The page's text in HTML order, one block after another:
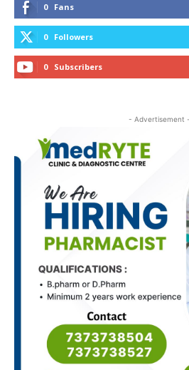
0 Fans
0 Followers
0 Subscribers
- Advertisement -